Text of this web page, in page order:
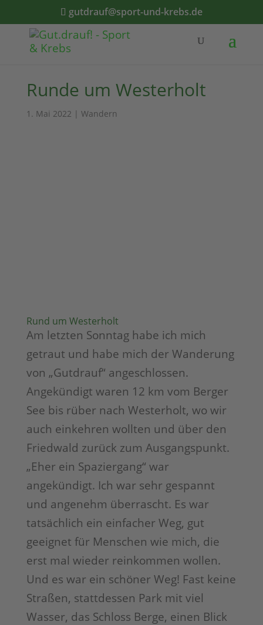
gutdrauf@sport-und-krebs.de
Runde um Westerholt
1. Mai 2022 | Wandern
Rund um Westerholt
Am letzten Sonntag habe ich mich
getraut und habe mich der Wanderung
von „Gutdrauf“ angeschlossen.
Angekündigt waren 12 km vom Berger
See bis rüber nach Westerholt, wo wir
auch einkehren wollten und über den
Friedwald zurück zum Ausgangspunkt.
„Eher ein Spaziergang“ war
angekündigt. Ich war sehr gespannt
und angenehm überrascht. Es war
tatsächlich ein einfacher Weg, gut
geeignet für Menschen wie mich, die
erst mal wieder reinkommen wollen.
Und es war ein schöner Weg! Fast keine
Straßen, stattdessen Park mit viel
Wasser, das Schloss Berge, einen Blick